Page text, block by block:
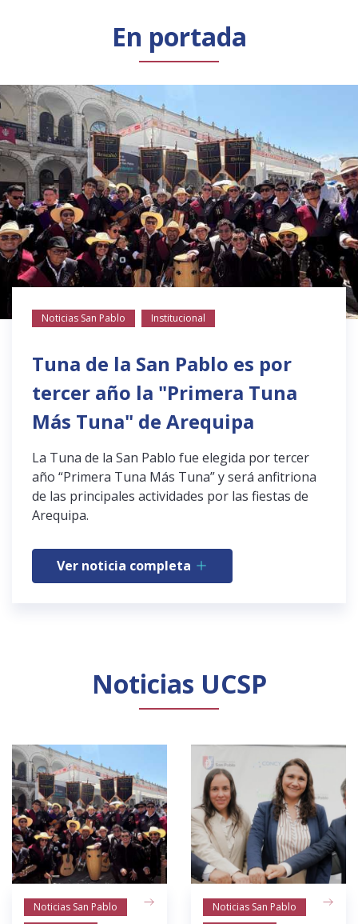
En portada
Noticias San Pablo Institucional
Tuna de la San Pablo es por
tercer año la "Primera Tuna
Más Tuna" de Arequipa
La Tuna de la San Pablo fue elegida por tercer
año “Primera Tuna Más Tuna” y será anfitriona
de las principales actividades por las fiestas de
Arequipa.
Ver noticia completa
Noticias UCSP
Noticias San Pablo
Noticias San Pablo